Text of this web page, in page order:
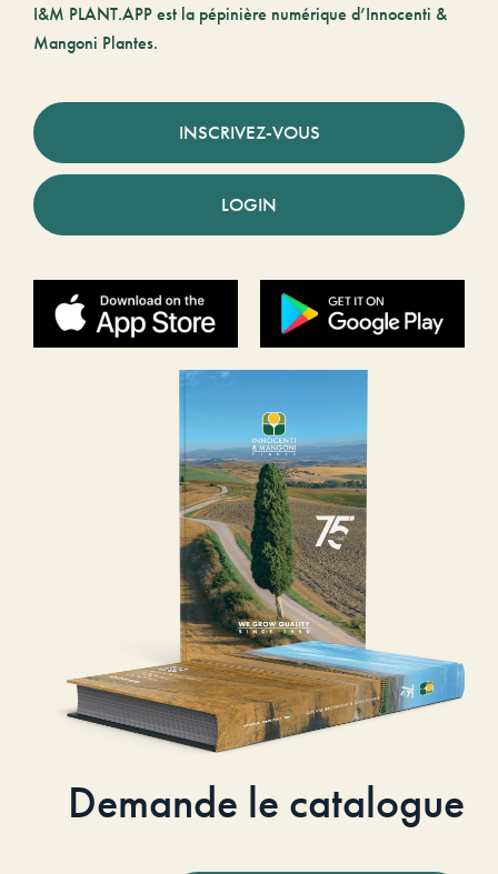
I&M PLANT.APP est la pépinière numérique d’Innocenti &
Mangoni Plantes.
INSCRIVEZ-VOUS
LOGIN
Demande le catalogue